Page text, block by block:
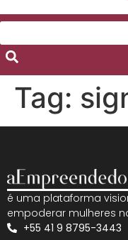
Tag:
é uma plataforma
empoderar mulheres
+55 41 9 8795-3443